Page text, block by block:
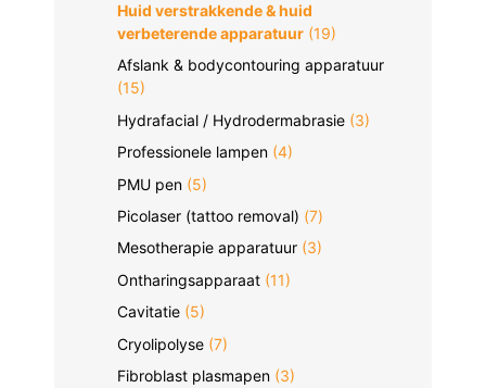
Huid verstrakkende & huid
verbeterende apparatuur (19)
Afslank & bodycontouring apparatuur
(15)
Hydrafacial / Hydrodermabrasie (3)
Professionele lampen (4)
PMU pen (5)
Picolaser (tattoo removal) (7)
Mesotherapie apparatuur (3)
Ontharingsapparaat (11)
Cavitatie (5)
Cryolipolyse (7)
Fibroblast plasmapen (3)